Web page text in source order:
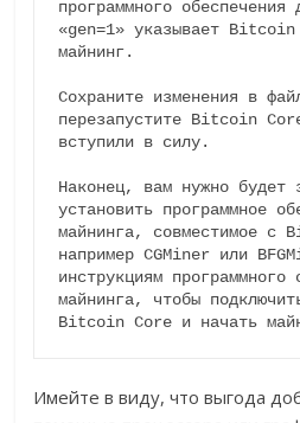
программного
«gen=1» указывает Bitcoin
майнинг.
Сохраните изменения в
перезапустите Bitcoin
вступили в силу.
Наконец, вам нужно будет
установить программное
майнинга, совместимое с
например CGMiner или
инструкциям программного
майнинга, чтобы
Bitcoin Core и начать
Имейте в виду, что выгода